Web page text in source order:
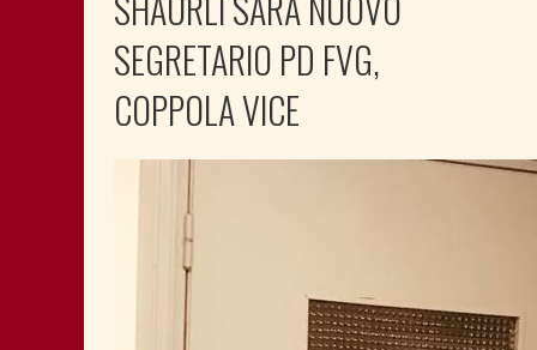
SEGRETARIO PD FVG,
COPPOLA VICE